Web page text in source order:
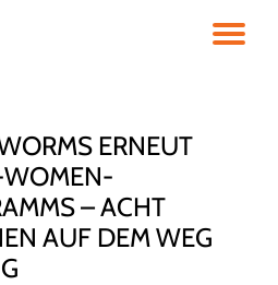
ERNEUT
WOMEN-
– ACHT
AUF DEM WEG